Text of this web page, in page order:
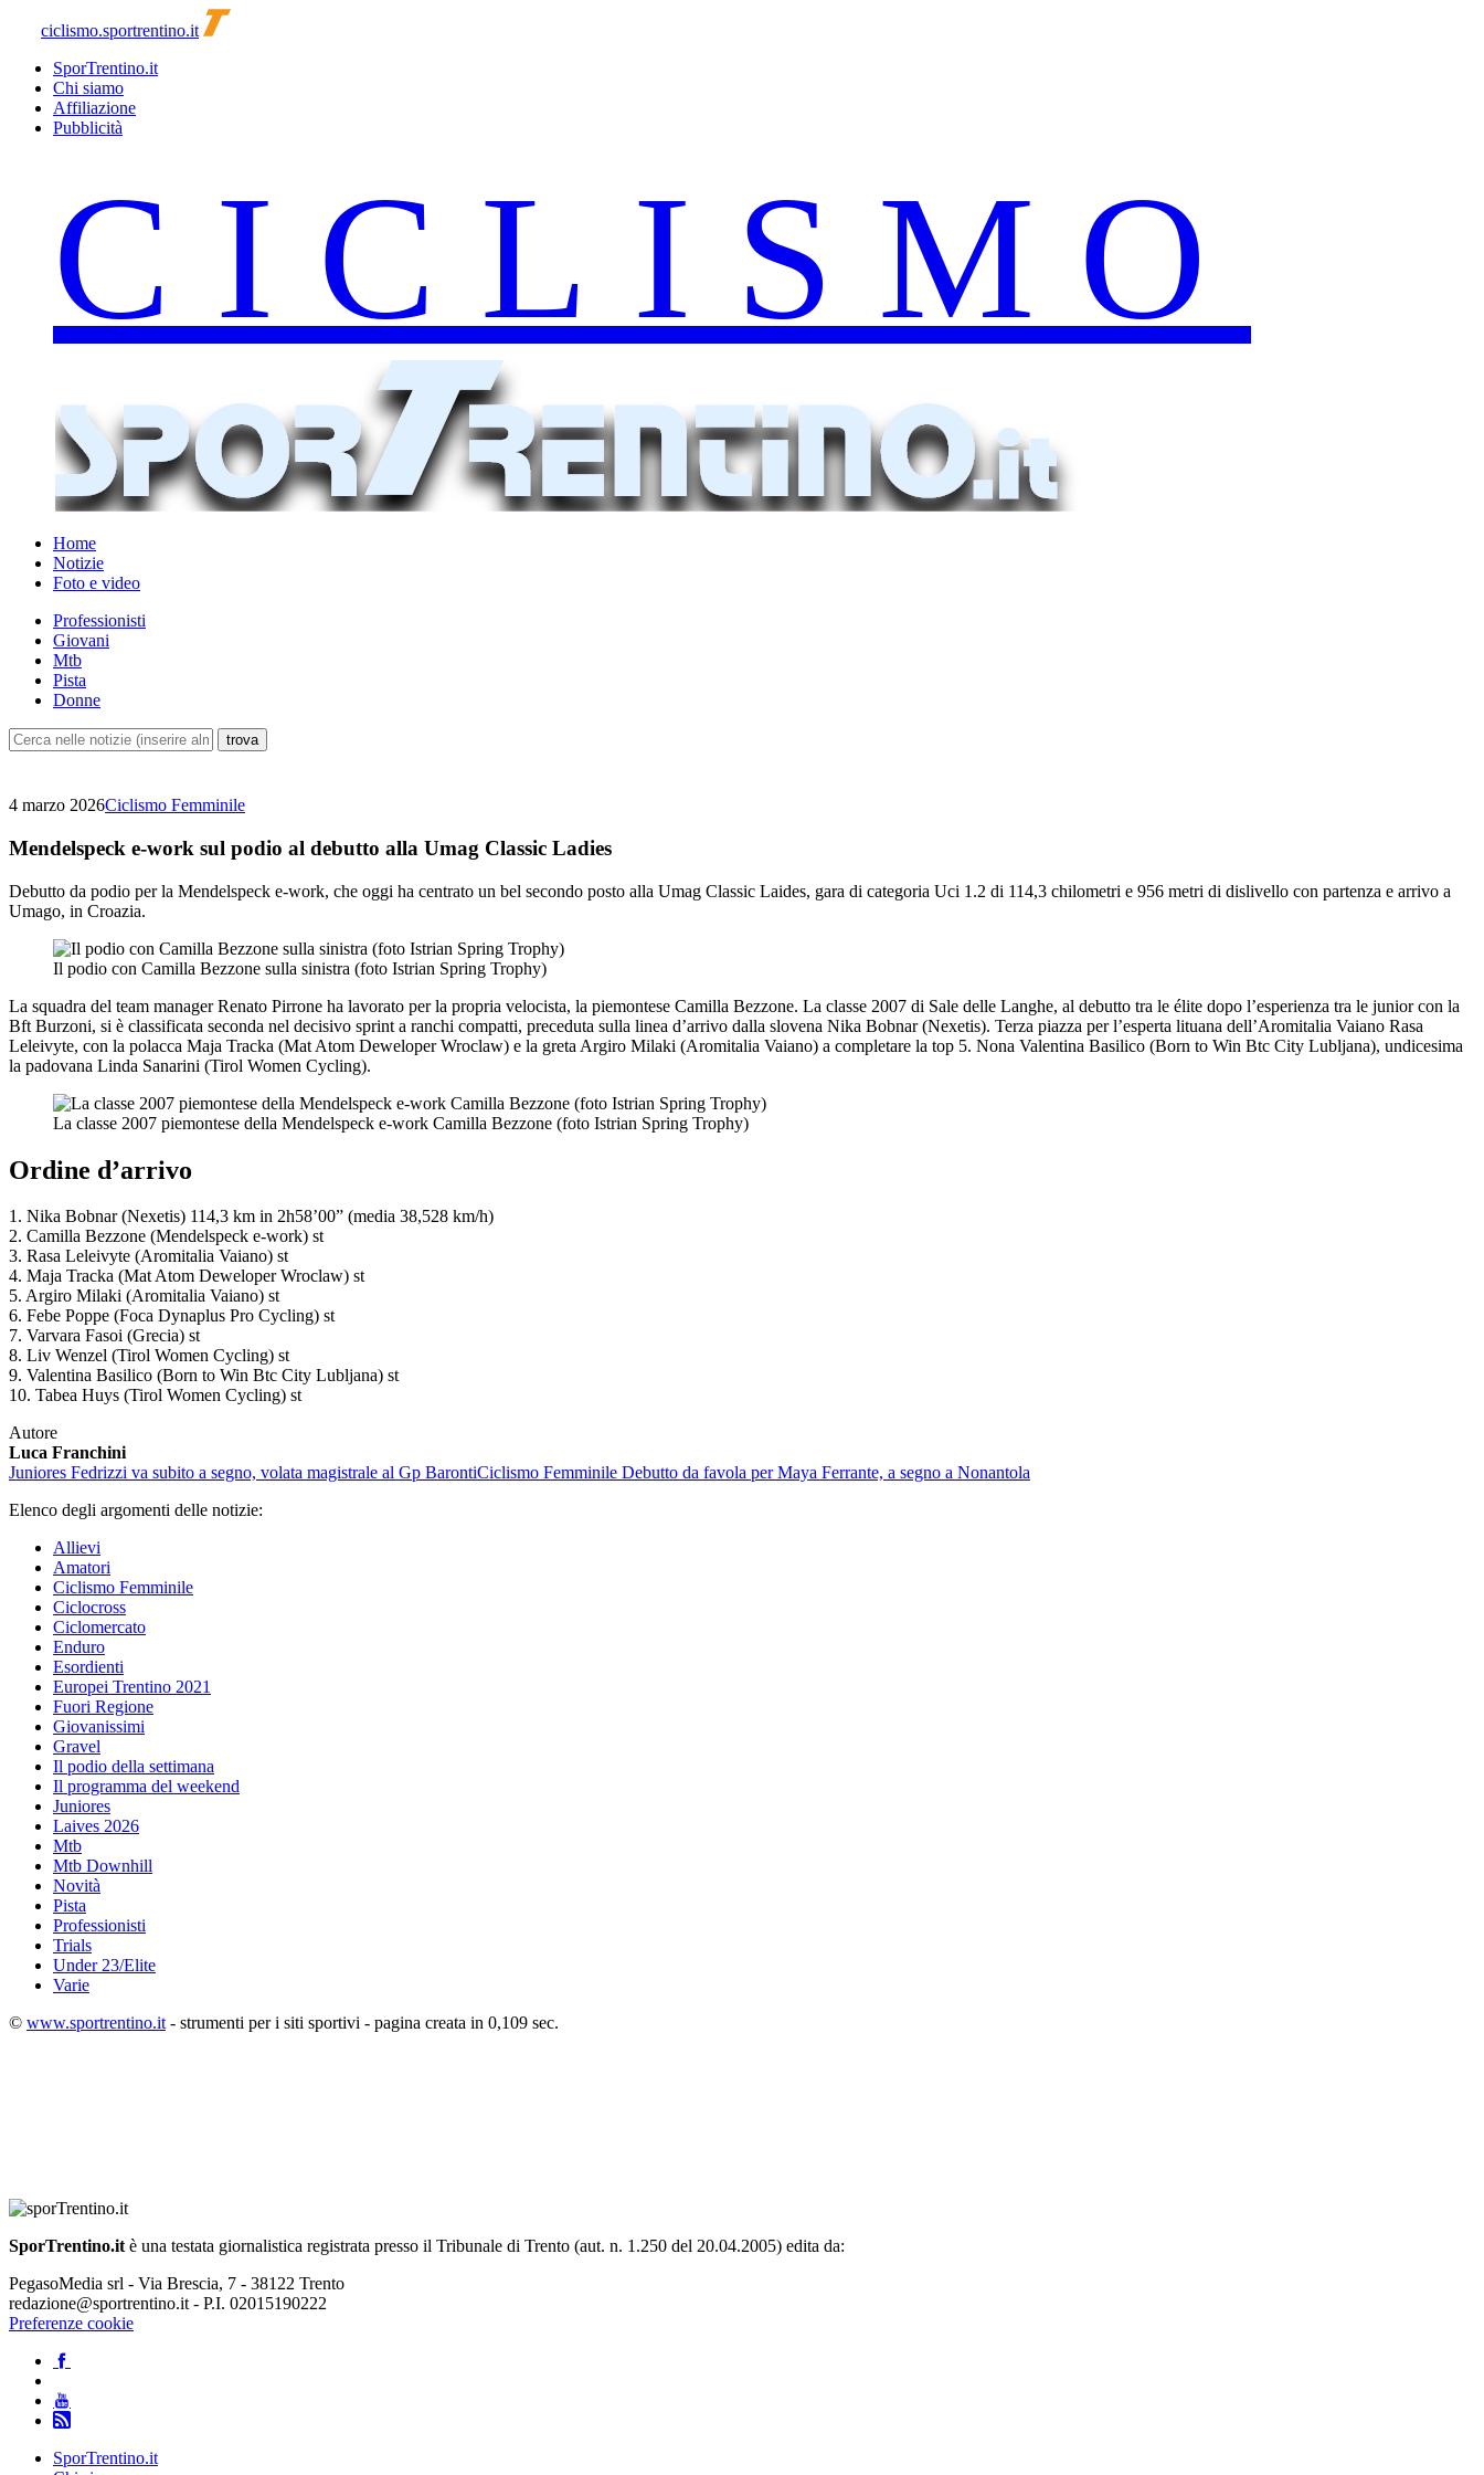
ciclismo.sportrentino.it
SporTrentino.it
Chi siamo
Affiliazione
Pubblicità
Home
Notizie
Foto e video
Professionisti
Giovani
Mtb
Pista
Donne
4 marzo 2026Ciclismo Femminile
Mendelspeck e-work sul podio al debutto alla Umag Classic Ladies
Debutto da podio per la Mendelspeck e-work, che oggi ha centrato un bel secondo posto alla Umag Classic Laides, gara di categoria Uci 1.2 di 114,3 chilometri e 956 metri di dislivello con partenza e arrivo a
Umago, in Croazia.
Il podio con Camilla Bezzone sulla sinistra (foto Istrian Spring Trophy)
La squadra del team manager Renato Pirrone ha lavorato per la propria velocista, la piemontese Camilla Bezzone. La classe 2007 di Sale delle Langhe, al debutto tra le élite dopo l’esperienza tra le junior con la
Bft Burzoni, si è classificata seconda nel decisivo sprint a ranchi compatti, preceduta sulla linea d’arrivo dalla slovena Nika Bobnar (Nexetis). Terza piazza per l’esperta lituana dell’Aromitalia Vaiano Rasa
Leleivyte, con la polacca Maja Tracka (Mat Atom Deweloper Wroclaw) e la greta Argiro Milaki (Aromitalia Vaiano) a completare la top 5. Nona Valentina Basilico (Born to Win Btc City Lubljana), undicesima
la padovana Linda Sanarini (Tirol Women Cycling).
La classe 2007 piemontese della Mendelspeck e-work Camilla Bezzone (foto Istrian Spring Trophy)
Ordine d’arrivo
1. Nika Bobnar (Nexetis) 114,3 km in 2h58’00” (media 38,528 km/h)
2. Camilla Bezzone (Mendelspeck e-work) st
3. Rasa Leleivyte (Aromitalia Vaiano) st
4. Maja Tracka (Mat Atom Deweloper Wroclaw) st
5. Argiro Milaki (Aromitalia Vaiano) st
6. Febe Poppe (Foca Dynaplus Pro Cycling) st
7. Varvara Fasoi (Grecia) st
8. Liv Wenzel (Tirol Women Cycling) st
9. Valentina Basilico (Born to Win Btc City Lubljana) st
10. Tabea Huys (Tirol Women Cycling) st
Autore
Luca Franchini
Juniores Fedrizzi va subito a segno, volata magistrale al Gp BarontiCiclismo Femminile Debutto da favola per Maya Ferrante, a segno a Nonantola
Elenco degli argomenti delle notizie:
Allievi
Amatori
Ciclismo Femminile
Ciclocross
Ciclomercato
Enduro
Esordienti
Europei Trentino 2021
Fuori Regione
Giovanissimi
Gravel
Il podio della settimana
Il programma del weekend
Juniores
Laives 2026
Mtb
Mtb Downhill
Novità
Pista
Professionisti
Trials
Under 23/Elite
Varie
© www.sportrentino.it- strumenti per i siti sportivi - pagina creata in 0,109 sec.
SporTrentino.itè una testata giornalistica registrata presso il Tribunale di Trento (aut. n. 1.250 del 20.04.2005) edita da:
PegasoMedia srl - Via Brescia, 7 - 38122 Trento
redazione@sportrentino.it - P.I. 02015190222
Preferenze cookie
SporTrentino.it